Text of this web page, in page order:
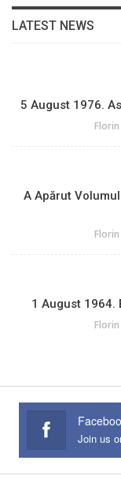
LATEST NEWS
5 August 1976.
A Apărut Volumul
1 August